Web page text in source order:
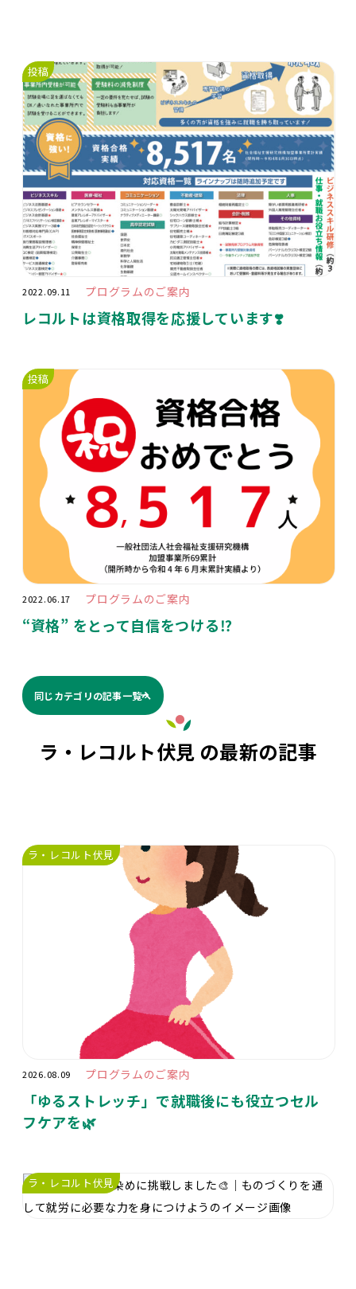
投稿
2022.09.11 プログラムのご案内
レコルトは資格取得を応援しています❣️
投稿
2022.06.17 プログラムのご案内
“資格” をとって自信をつける⁉️
同じカテゴリの記事⼀覧へ
ラ・レコルト伏見 の最新の記事
ラ・レコルト伏見
2026.08.09 プログラムのご案内
「ゆるストレッチ」で就職後にも役立つセル
フケアを🌿
ラ・レコルト伏見